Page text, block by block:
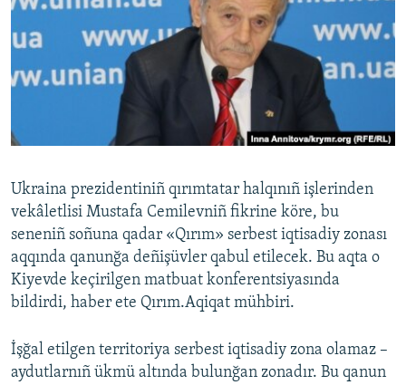
FİKİR
Українською
QOŞULIÑIZ!
RFE/RS bütün saytları
Ukraina prezidentiniñ qırımtatar halqınıñ işlerinden
vekâletlisi Mustafa Cemilevniñ fikrine köre, bu
seneniñ soñuna qadar «Qırım» serbest iqtisadiy zonası
aqqında qanunğa deñişüvler qabul etilecek. Bu aqta o
Kiyevde keçirilgen matbuat konferentsiyasında
bildirdi, haber ete Qırım.Aqiqat mühbiri.
İşğal etilgen territoriya serbest iqtisadiy zona olamaz –
aydutlarnıñ ükmü altında bulunğan zonadır. Bu qanun